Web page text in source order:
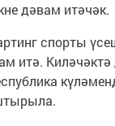
дәвам итәчәк.
спорты
итә. Киләчәктә